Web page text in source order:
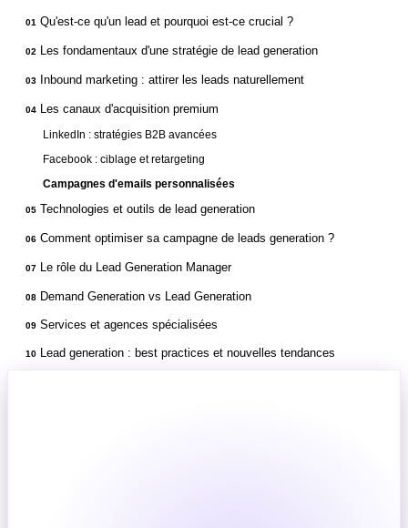
01 Qu'est-ce qu'un lead et pourquoi est-ce crucial ?
02 Les fondamentaux d'une stratégie de lead generation
03 Inbound marketing : attirer les leads naturellement
04 Les canaux d'acquisition premium
LinkedIn : stratégies B2B avancées
Facebook : ciblage et retargeting
Campagnes d'emails personnalisées
05 Technologies et outils de lead generation
06 Comment optimiser sa campagne de leads generation ?
07 Le rôle du Lead Generation Manager
08 Demand Generation vs Lead Generation
09 Services et agences spécialisées
10 Lead generation : best practices et nouvelles tendances